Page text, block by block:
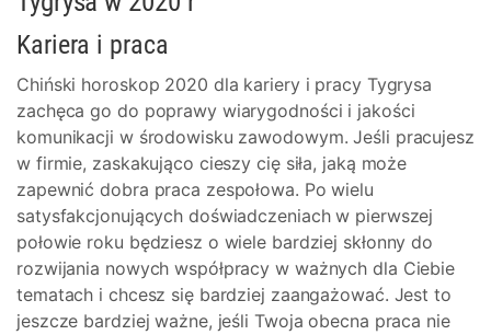
Kariera i praca
Chiński horoskop 2020 dla kariery i pracy Tygrysa
zachęca go do poprawy wiarygodności i jakości
komunikacji w środowisku zawodowym. Jeśli pracujesz
w firmie, zaskakująco cieszy cię siła, jaką może
zapewnić dobra praca zespołowa. Po wielu
satysfakcjonujących doświadczeniach w pierwszej
połowie roku będziesz o wiele bardziej skłonny do
rozwijania nowych współpracy w ważnych dla Ciebie
tematach i chcesz się bardziej zaangażować. Jest to
jeszcze bardziej ważne, jeśli Twoja obecna praca nie